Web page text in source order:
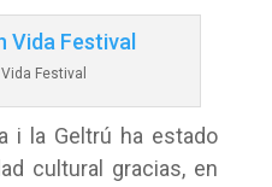
Festival
i la Geltrú ha estado
cultural gracias, en